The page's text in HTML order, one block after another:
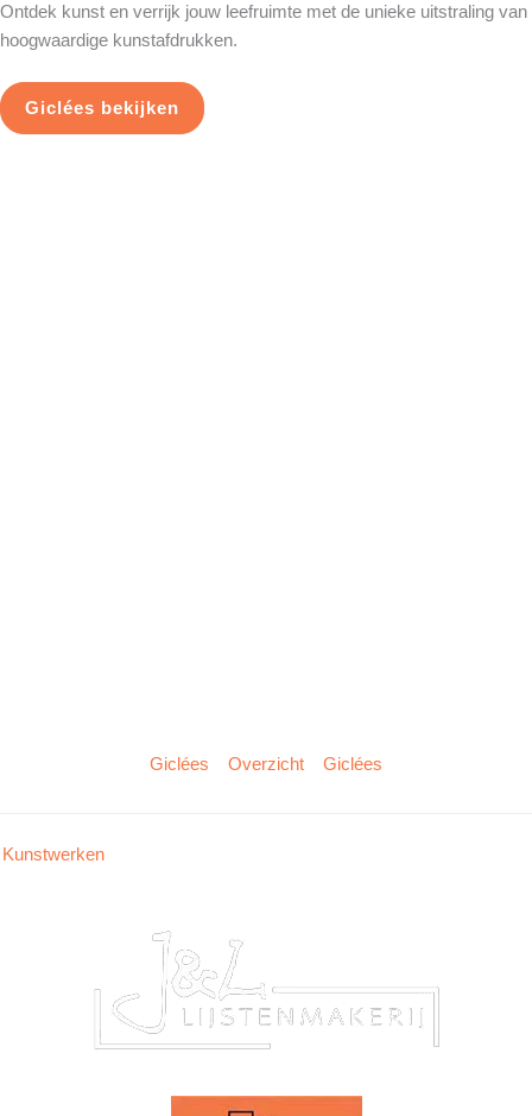
Ontdek kunst en verrijk jouw leefruimte met de unieke uitstraling van
hoogwaardige kunstafdrukken.
Giclées bekijken
Giclées Overzicht Giclées
Kunstwerken